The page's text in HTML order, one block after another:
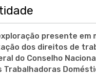
presente em
dos direitos de
do Conselho
Trabalhadoras